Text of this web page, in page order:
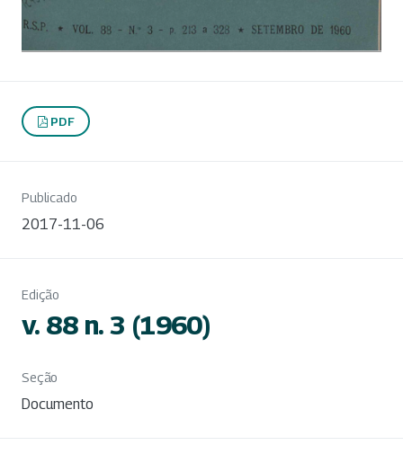
PDF
Publicado
2017-11-06
Edição
v. 88 n. 3 (1960)
Seção
Documento